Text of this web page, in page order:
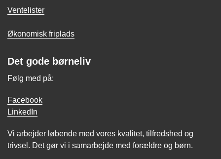
Ventelister
Økonomisk friplads
Det gode børneliv
Følg med på:
Facebook
LinkedIn
Vi arbejder løbende med vores kvalitet, tilfredshed og
trivsel. Det gør vi i samarbejde med forældre og børn.